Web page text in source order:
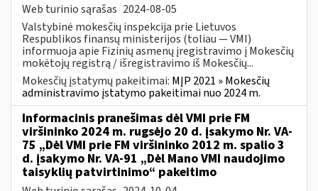
Web turinio sąrašas 2024-08-05
Valstybinė mokesčių inspekcija prie Lietuvos
Respublikos finansų ministerijos (toliau — VMI)
informuoja apie Fizinių asmenų įregistravimo į Mokesčių
mokėtojų registrą / išregistravimo iš Mokesčių...
Mokesčių įstatymų pakeitimai: MĮP 2021 » Mokesčių
administravimo įstatymo pakeitimai nuo 2024 m.
Informacinis pranešimas dėl VMI prie FM
viršininko 2024 m. rugsėjo 20 d. įsakymo Nr. VA-
75 „Dėl VMI prie FM viršininko 2012 m. spalio 3
d. įsakymo Nr. VA-91 „Dėl Mano VMI naudojimo
taisyklių patvirtinimo“ pakeitimo